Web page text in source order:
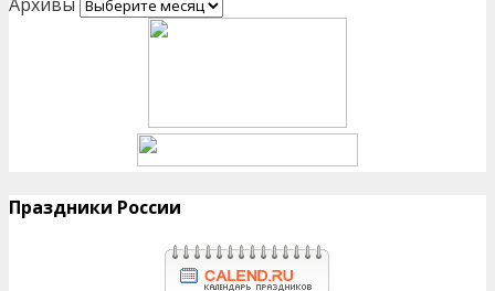
Праздники России